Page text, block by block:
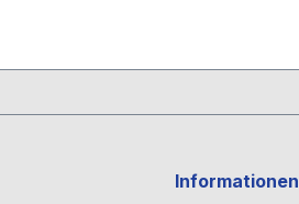
Informationen